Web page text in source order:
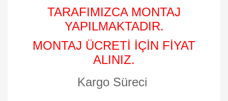
TARAFIMIZCA MONTAJ
YAPILMAKTADIR.
MONTAJ ÜCRETİ İÇİN FİYAT
ALINIZ.
Kargo Süreci